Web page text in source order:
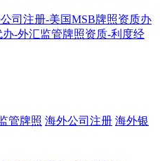
管牌照 海外公司注册 海外银